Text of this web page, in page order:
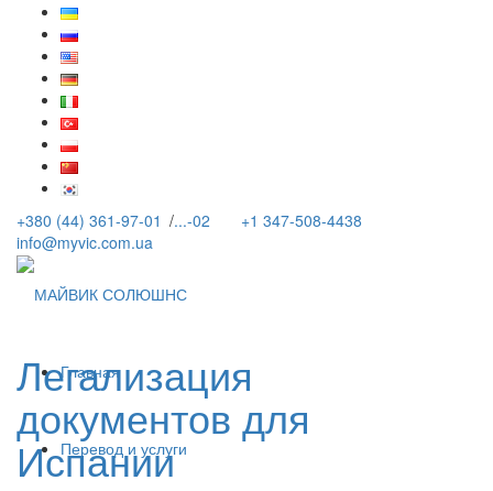
+380 (44) 361-97-01 /...-02
+1 347-508-4438
info@myvic.com.ua
Главная
Перевод и услуги
Легализация
документов для
Испании